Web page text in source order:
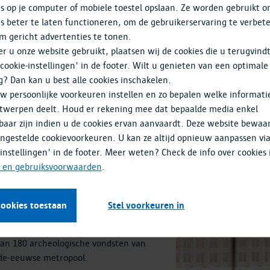
boeiende expo's. Antwerpen
Waar komt de stad
de stad van vandaag en die van
klimaat en grote
beantwoorden maquettes,
historische plannen en meer dan
Een archeologische reis
180 archeologische vondsten van
eeuwse metropool.
op je computer of mobiele toestel opslaan. Ze worden gebruikt
beter te laten functioneren, om de gebruikerservaring te
gericht advertenties te tonen.
u onze website gebruikt, plaatsen wij de cookies die u
instellingen' in de footer. Wilt u genieten van een optimale
Dan kan u best alle cookies inschakelen.
persoonlijke voorkeuren instellen en zo bepalen welke
deelt. Houd er rekening mee dat bepaalde media enkel
zijn indien u de cookies ervan aanvaardt. Deze website
cookievoorkeuren. U kan ze altijd opnieuw aanpassen via
in de footer. Meer weten? Check de info over cookies
en gebruiksvoorwaarden
toestaan Stel voorkeuren in